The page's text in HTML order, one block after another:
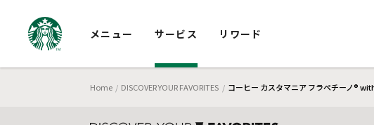
メニュー サービス リワード
Home DISCOVER YOUR FAVORITES コーヒー カスタマニア フラペチーノ®